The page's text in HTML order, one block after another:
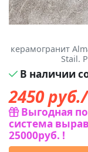
керамогранит
Stail.
В наличии
2450
Выгодная
система
25000руб. !